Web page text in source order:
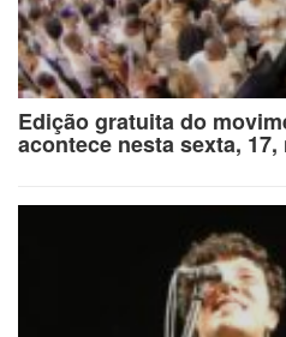
Edição gratuita do
acontece nesta sexta,